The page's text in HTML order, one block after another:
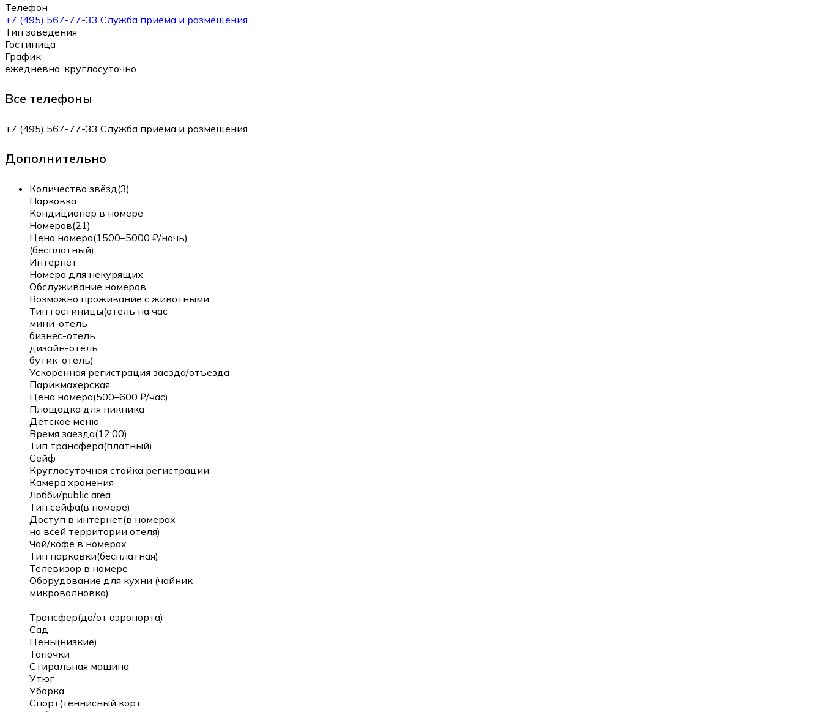
Телефон
+7 (495) 567-77-33 Служба приема и размещения
Тип заведения
Гостиница
График
ежедневно, круглосуточно
Все телефоны
+7 (495) 567-77-33 Служба приема и размещения
Дополнительно
Количество звёзд(3)
Парковка
Кондиционер в номере
Номеров(21)
Цена номера(1500–5000 ₽/ночь)
(бесплатный)
Интернет
Номера для некурящих
Обслуживание номеров
Возможно проживание с животными
Тип гостиницы(отель на час
мини-отель
бизнес-отель
дизайн-отель
бутик-отель)
Ускоренная регистрация заезда/отъезда
Парикмахерская
Цена номера(500–600 ₽/час)
Площадка для пикника
Детское меню
Время заезда(12:00)
Тип трансфера(платный)
Сейф
Круглосуточная стойка регистрации
Камера хранения
Лобби/public area
Тип сейфа(в номере)
Доступ в интернет(в номерах
на всей территории отеля)
Чай/кофе в номерах
Тип парковки(бесплатная)
Телевизор в номере
Оборудование для кухни (чайник
микроволновка)
Трансфер(до/от аэропорта)
Сад
Цены(низкие)
Тапочки
Стиральная машина
Утюг
Уборка
Спорт(теннисный корт